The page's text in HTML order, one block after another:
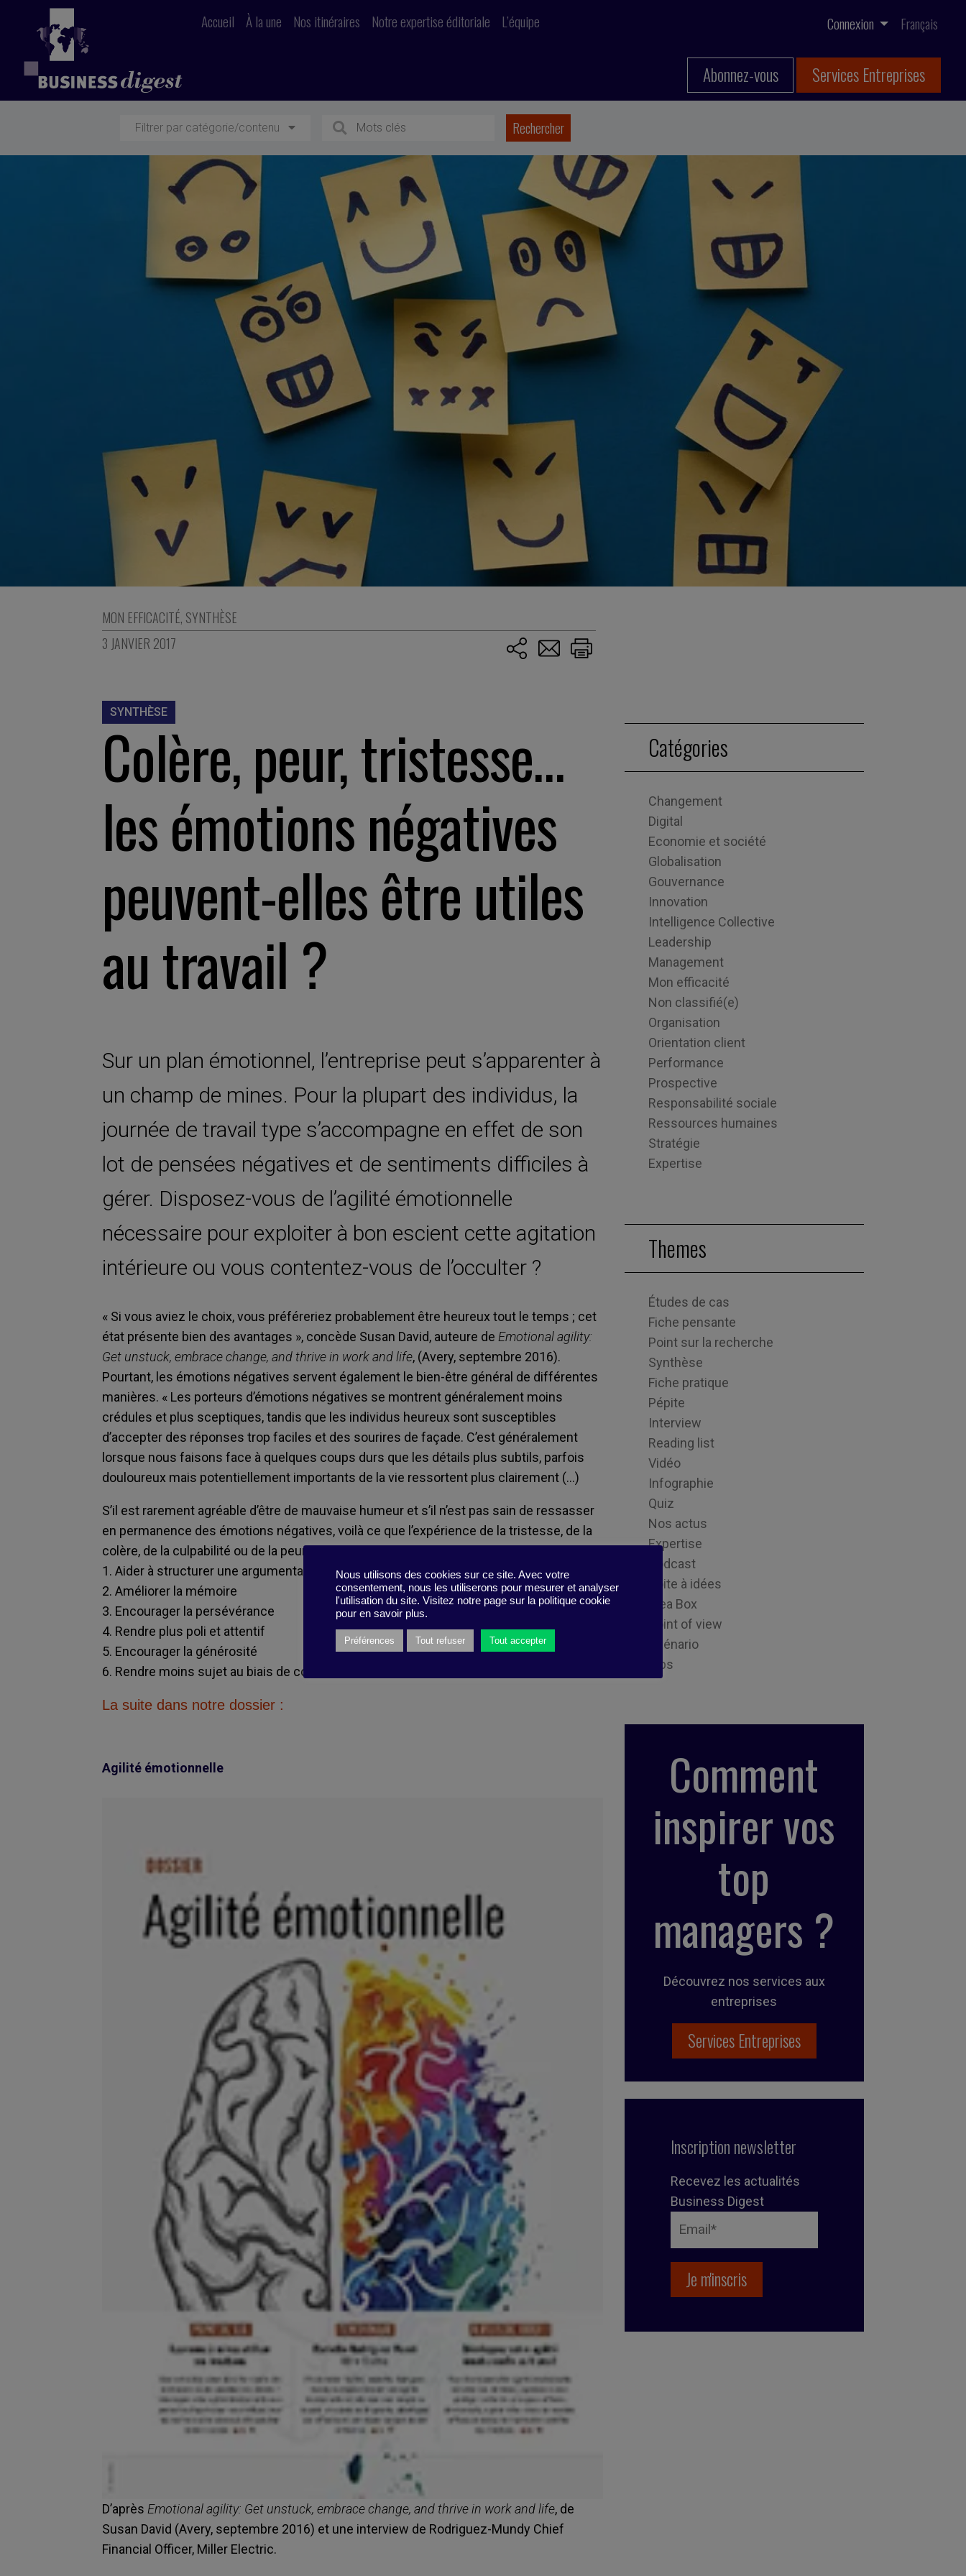
Accueil À la une Nos itinéraires Notre expertise éditoriale L’équipe Connexion Français
Abonnez-vous Services Entreprises
Filtrer par catégorie/contenu
MON EFFICACITÉ, SYNTHÈSE
3 JANVIER 2017
SYNTHÈSE
Colère, peur, tristesse…
les émotions négatives
peuvent-elles être utiles
au travail ?
Sur un plan émotionnel, l’entreprise peut s’apparenter à
un champ de mines. Pour la plupart des individus, la
journée de travail type s’accompagne en effet de son
lot de pensées négatives et de sentiments difficiles à
gérer. Disposez-vous de l’agilité émotionnelle
nécessaire pour exploiter à bon escient cette agitation
intérieure ou vous contentez-vous de l’occulter ?
« Si vous aviez le choix, vous préféreriez probablement être heureux tout le temps ; cet
état présente bien des avantages », concède Susan David, auteure de Emotional agility:
Get unstuck, embrace change, and thrive in work and life, (Avery, septembre 2016).
Pourtant, les émotions négatives servent également le bien-être général de différentes
manières. « Les porteurs d’émotions négatives se montrent généralement moins
crédules et plus sceptiques, tandis que les individus heureux sont susceptibles
d’accepter des réponses trop faciles et des sourires de façade. C’est généralement
lorsque nous faisons face à quelques coups durs que les détails plus subtils, parfois
douloureux mais potentiellement importants de la vie ressortent plus clairement (…)
S’il est rarement agréable d’être de mauvaise humeur et s’il n’est pas sain de ressasser
en permanence des émotions négatives, voilà ce que l’expérience de la tristesse, de la
colère, de la culpabilité ou de la peur peut apporter :
1. Aider à structurer une argumentation
2. Améliorer la mémoire
3. Encourager la persévérance
4. Rendre plus poli et attentif
5. Encourager la générosité
6. Rendre moins sujet au biais de confirmation
La suite dans notre dossier :
Agilité émotionnelle
D’après Emotional agility: Get unstuck, embrace change, and thrive in work and life, de
Susan David (Avery, septembre 2016) et une interview de Rodriguez-Mundy Chief
Financial Officer, Miller Electric.
Catégories
Changement
Digital
Economie et société
Globalisation
Gouvernance
Innovation
Intelligence Collective
Leadership
Management
Mon efficacité
Non classifié(e)
Organisation
Orientation client
Performance
Prospective
Responsabilité sociale
Ressources humaines
Stratégie
Expertise
Themes
Études de cas
Fiche pensante
Point sur la recherche
Synthèse
Fiche pratique
Pépite
Interview
Reading list
Vidéo
Infographie
Quiz
Nos actus
Expertise
Podcast
Boite à idées
Idea Box
Point of view
Scénario
Tips
Comment
inspirer vos
top
managers ?
Découvrez nos services aux
entreprises
Services Entreprises
Inscription newsletter
Recevez les actualités
Business Digest
Nous utilisons des cookies sur ce site. Avec votre
consentement, nous les utiliserons pour mesurer et analyser
l'utilisation du site. Visitez notre page sur la politique cookie
pour en savoir plus.
Préférences Tout refuser Tout accepter